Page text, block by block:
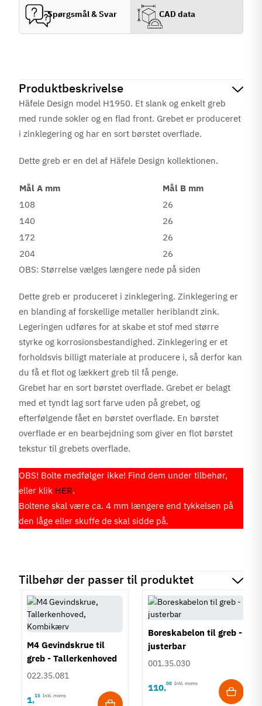
Produktbeskrivelse
Häfele Design model H1950. Et slank og enkelt greb
med runde sokler og en flad front. Grebet er produceret
i zinklegering og har en sort børstet overflade.
Dette greb er en del af Häfele Design kollektionen.
Mål A mm
Mål B mm
108
26
140
26
172
26
204
26
OBS: Størrelse vælges længere nede på siden
Dette greb er produceret i zinklegering. Zinklegering er
en blanding af forskellige metaller heriblandt zink.
Legeringen udføres for at skabe et stof med større
styrke og korrosionsbestandighed. Zinklegering er et
forholdsvis billigt materiale at producere i, så derfor kan
du få et flot og lækkert greb til få penge.
Grebet har en sort børstet overflade. Grebet er belagt
med et tyndt lag sort farve uden på grebet, og
efterfølgende fået en børstet overflade. En børstet
overflade er en bearbejdning som giver en flot børstet
tekstur til grebets overflade.
OBS! Bolte medfølger ikke! Find dem under tilbehør,
eller klik HER.
Boltene skal være ca. 4 mm længere end tykkelsen på
den låge eller skuffe de skal sidde på.
Tilbehør der passer til produktet
M4 Gevindskrue til
greb - Tallerkenhoved
- Krydskærv
022.35.081
1,15 Inkl. moms
Boreskabelon til greb -
justerbar
001.35.030
110,00 Inkl. moms
Spørgsmål & Svar CAD data